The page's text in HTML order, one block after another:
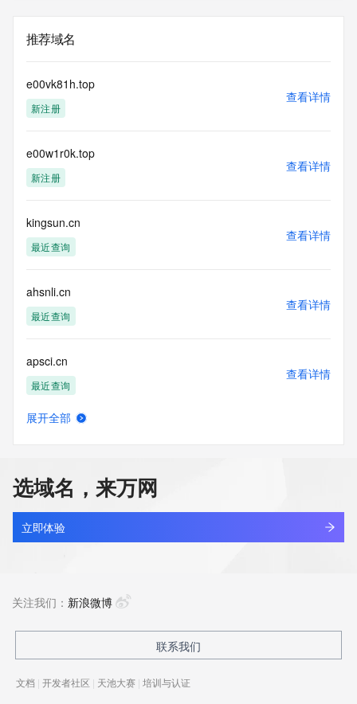
推荐域名
e00vk81h.top
新注册
查看详情
e00w1r0k.top
新注册
查看详情
kingsun.cn
最近查询
查看详情
ahsnli.cn
最近查询
查看详情
apsci.cn
最近查询
查看详情
bbdc.cn
最近查询
查看详情
最近查询
展开全部
选域名，来万网
立即体验
关注我们： 新浪微博
联系我们
文档 | 开发者社区 | 天池大赛 | 培训与认证